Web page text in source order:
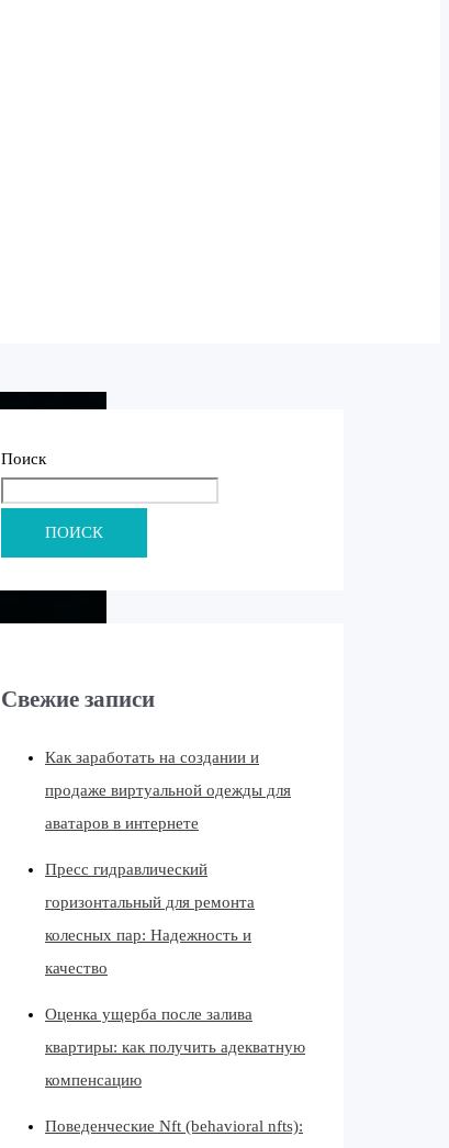
Поиск
ПОИСК
Свежие записи
Как заработать на создании и
продаже виртуальной одежды для
аватаров в интернете
Пресс гидравлический
горизонтальный для ремонта
колесных пар: Надежность и
качество
Оценка ущерба после залива
квартиры: как получить адекватную
компенсацию
Поведенческие Nft (behavioral nfts):